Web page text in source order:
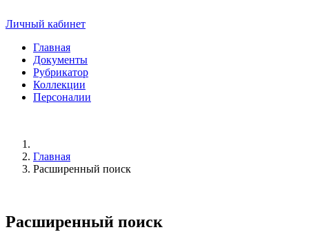
Личный кабинет
Главная
Документы
Рубрикатор
Коллекции
Персоналии
Главная
Расширенный поиск
Расширенный поиск